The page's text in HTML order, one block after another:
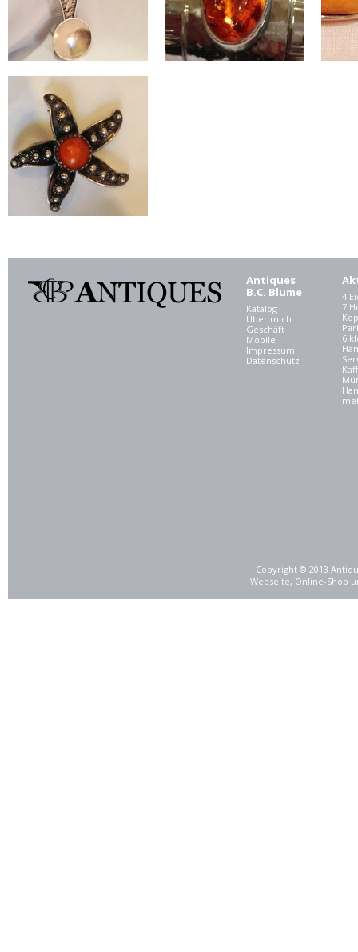
Antiques
B.C. Blume
Katalog
Über mich
Geschäft
Mobile
Impressum
Datenschutz
4
7
6
Copyright © 2013
Webseite, Online-Shop